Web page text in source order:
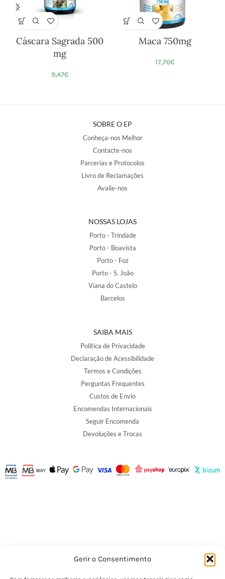
Gerir o Consentimento
Cáscara Sagrada 500
mg
9,47€
Maca 750mg
17,76€
SOBRE O EP
Conheça-nos Melhor
Contacte-nos
Parcerias e Protocolos
Livro de Reclamações
Avalie-nos
NOSSAS LOJAS
Porto - Trindade
Porto - Boavista
Porto - Foz
Porto - S. João
Viana do Castelo
Barcelos
SAIBA MAIS
Política de Privacidade
Declaração de Acessibilidade
Termos e Condições
Perguntas Frequentes
Custos de Envio
Encomendas Internacionais
Seguir Encomenda
Devoluções e Trocas